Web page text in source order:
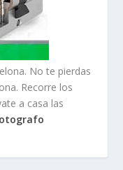
No te pierdas
Recorre los
a casa las